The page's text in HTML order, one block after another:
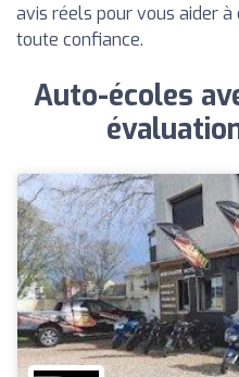
avis réels pour vous aider
toute confiance.
Auto-écoles